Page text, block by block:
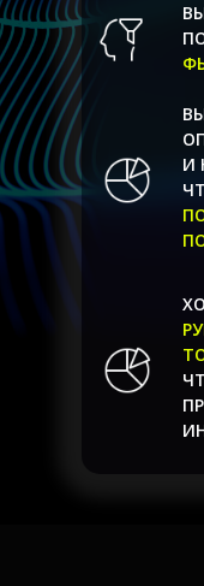
И
Пошаговая
эффективного
также метод,
имеющиеся в